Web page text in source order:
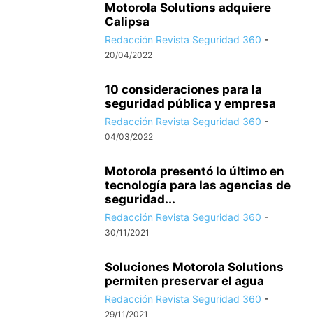
Motorola Solutions adquiere
Calipsa
Redacción Revista Seguridad 360 -
20/04/2022
10 consideraciones para la
seguridad pública y empresa
Redacción Revista Seguridad 360 -
04/03/2022
Motorola presentó lo último en
tecnología para las agencias de
seguridad...
Redacción Revista Seguridad 360 -
30/11/2021
Soluciones Motorola Solutions
permiten preservar el agua
Redacción Revista Seguridad 360 -
29/11/2021